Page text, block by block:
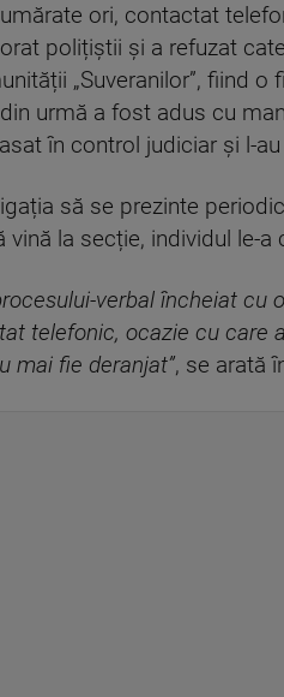
ori, contactat
polițiștii și a refuzat
„Suveranilor”, fiind
urmă a fost adus cu
în control judiciar și l-
să se prezinte
la secție, individul le-
verbal încheiat
telefonic, ocazie cu care
mai fie deranjat”, se arată